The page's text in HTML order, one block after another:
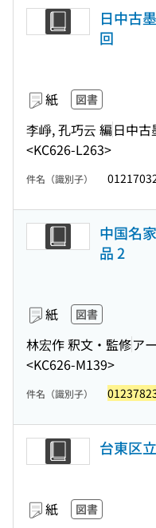
日中古
回
紙 図書
李崢, 孔巧云 編日中
<KC626-L263>
件名（識別子）
中国名
品 2
紙 図書
林宏作 釈文・監修ア
<KC626-M139>
件名（識別子）
台東区
紙 図書